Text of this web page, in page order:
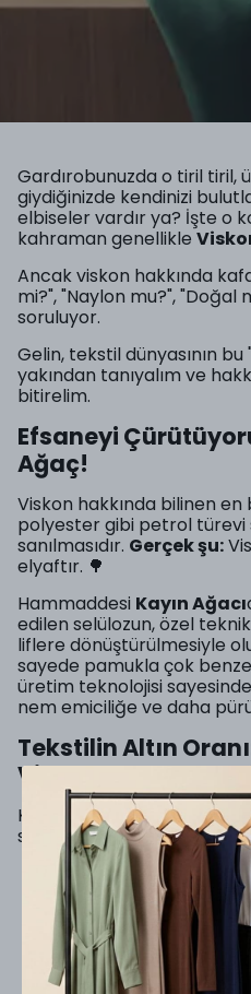
Gardırobunuzda o tiril tiril,
giydiğinizde kendinizi
elbiseler vardır ya? İşte o
kahraman genellikle
Ancak viskon hakkında
mi?", "Naylon mu?", "Doğal
soruluyor.
Gelin, tekstil dünyasının bu
yakından tanıyalım ve
bitirelim.
Efsaneyi
Ağaç!
Viskon hakkında bilinen en
polyester gibi petrol
sanılmasıdır. Gerçek şu:
elyaftır. 🌳
Hammaddesi Kayın Ağacı
edilen selülozun, özel
liflere dönüştürülmesiyle
sayede pamukla çok
üretim teknolojisi
nem emiciliğe ve daha
Tekstilin Altın
Viskon - %5
Kıyafetlerin iç etiketine
sıkça görürsünüz. Peki
%95 Viskonun
muazzam
(tuşesini) ve
%5 Elastanın
esneme payı
%5 oranındaki